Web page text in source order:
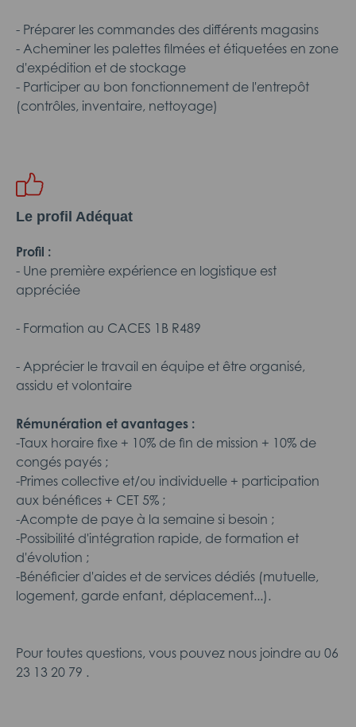
- Préparer les commandes des différents magasins
- Acheminer les palettes filmées et étiquetées en zone
d'expédition et de stockage
- Participer au bon fonctionnement de l'entrepôt
(contrôles, inventaire, nettoyage)
Le profil Adéquat
Profil :
- Une première expérience en logistique est
appréciée
- Formation au CACES 1B R489
- Apprécier le travail en équipe et être organisé,
assidu et volontaire
Rémunération et avantages :
-Taux horaire fixe + 10% de fin de mission + 10% de
congés payés ;
-Primes collective et/ou individuelle + participation
aux bénéfices + CET 5% ;
-Acompte de paye à la semaine si besoin ;
-Possibilité d'intégration rapide, de formation et
d'évolution ;
-Bénéficier d'aides et de services dédiés (mutuelle,
logement, garde enfant, déplacement...).
Pour toutes questions, vous pouvez nous joindre au 06
23 13 20 79 .